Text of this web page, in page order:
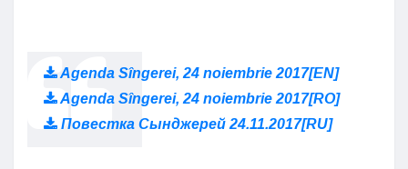
Agenda Sîngerei, 24 noiembrie 2017[EN]
Agenda Sîngerei, 24 noiembrie 2017[RO]
Повестка Сынджерей 24.11.2017[RU]